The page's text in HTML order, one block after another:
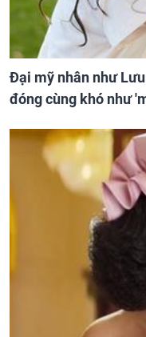
Đại mỹ nhân như
đóng cùng khó như